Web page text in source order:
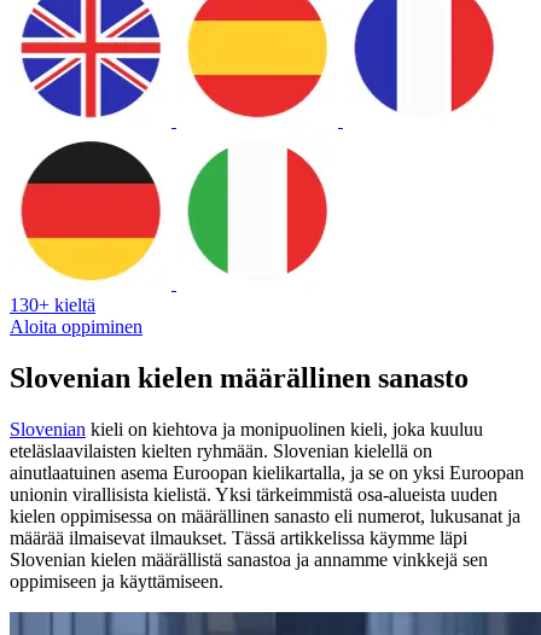
130+ kieltä
Aloita oppiminen
Slovenian kielen määrällinen sanasto
Slovenian kieli on kiehtova ja monipuolinen kieli, joka kuuluu
eteläslaavilaisten kielten ryhmään. Slovenian kielellä on
ainutlaatuinen asema Euroopan kielikartalla, ja se on yksi Euroopan
unionin virallisista kielistä. Yksi tärkeimmistä osa-alueista uuden
kielen oppimisessa on määrällinen sanasto eli numerot, lukusanat ja
määrää ilmaisevat ilmaukset. Tässä artikkelissa käymme läpi
Slovenian kielen määrällistä sanastoa ja annamme vinkkejä sen
oppimiseen ja käyttämiseen.